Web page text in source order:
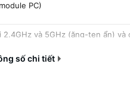
PC)
2.4GHz và 5GHz (ăng-ten ẩn) và
chiếu không dây từ máy tính,
số chi tiết